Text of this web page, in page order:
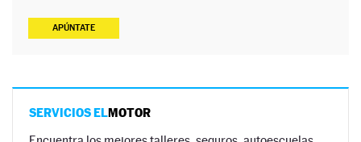
APÚNTATE
SERVICIOS ELMOTOR